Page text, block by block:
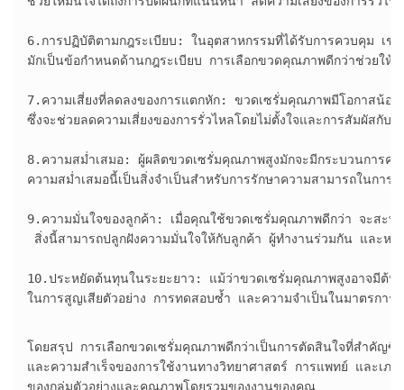
6.การปฏิบัติตามกฎระเบียบ: ในอุตสาหกรรมที่ได้รับการควบคุม
มักเป็นข้อกำหนดด้านกฎระเบียบ การเลือกขวดคุณภาพดีกว่าช่วยให้
7.ความเสี่ยงที่ลดลงของการแตกหัก: ขวดเซรั่มคุณภาพมีโอกาสน้อ
ซึ่งจะช่วยลดความเสี่ยงของการรั่วไหลโดยไม่ตั้งใจและการสัมผัสกับ
8.ความสม่ำเสมอ: ผู้ผลิตขวดเซรั่มคุณภาพสูงมักจะมีกระบวนกา
ความสม่ำเสมอนี้เป็นสิ่งจำเป็นสำหรับการรักษาความสามารถในการ
9.ความมั่นใจของลูกค้า: เมื่อคุณใช้ขวดเซรั่มคุณภาพดีกว่า จะสะท้
สิ่งนี้สามารถปลูกฝังความมั่นใจให้กับลูกค้า ผู้ทำงานร่วมกัน และหน่
10.ประหยัดต้นทุนในระยะยาว: แม้ว่าขวดเซรั่มคุณภาพสูงอาจมีต้น
ในการสูญเสียตัวอย่าง การทดสอบซ้ำ และความจำเป็นในมาตรการ
โดยสรุป การเลือกขวดเซรั่มคุณภาพดีกว่าเป็นการตัดสินใจที่สำคัญ
และความสำเร็จของการใช้งานทางวิทยาศาสตร์ การแพทย์ และเ
ของกลุ่มตัวอย่างและคุณภาพโดยรวมของงานของคุณ